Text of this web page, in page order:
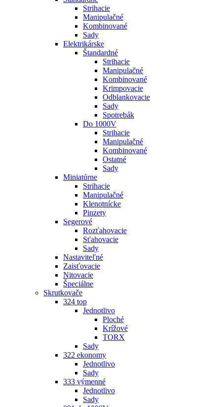
Strihacie
Manipulačné
Kombinované
Sady
Elektrikárske
Štandardné
Strihacie
Manipulačné
Kombinované
Krimpovacie
Odblankovacie
Sady
Spotrebák
Do 1000V
Strihacie
Manipulačné
Kombinované
Ostatné
Sady
Miniatúrne
Strihacie
Manipulačné
Klenotnícke
Pinzety
Segerové
Rozťahovacie
Sťahovacie
Sady
Nastaviteľné
Zaisťovacie
Nitovacie
Špeciálne
Skrutkovače
324 top
Jednotlivo
Ploché
Krížové
TORX
Sady
322 ekonomy
Jednotlivo
Sady
333 výmenné
Jednotlivo
Sady